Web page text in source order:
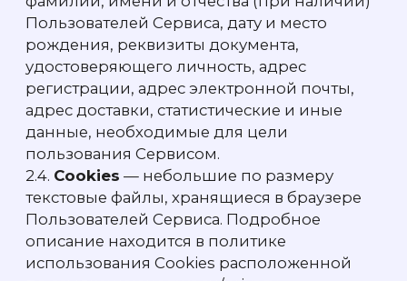
2.8. Для получения доступа к материалам
и функциональным возможностям Сайта,
Пользователю необходимо
зарегистрироваться путем заполнения
регистрационной формы, содержащей
следующие идентифицирующие
электронной почты, ИНН.
2.9. Пройдя процедуру регистрации,
Пользователь считается принявшим
условия Политики в полном объеме, без
каких — либо исключений, оговорок
и возражений.
2.10. При регистрации на Сайте
Пользователь обязан предоставить
Администратору необходимую,
достоверную и актуальную информацию
для формирования профиля, включая